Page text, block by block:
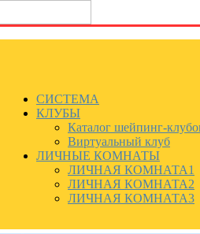
СИСТЕМА
КЛУБЫ
Каталог шейпинг-
Виртуальный клуб
ЛИЧНЫЕ КОМНАТЫ
ЛИЧНАЯ КОМНАТА1
ЛИЧНАЯ КОМНАТА2
ЛИЧНАЯ КОМНАТА3